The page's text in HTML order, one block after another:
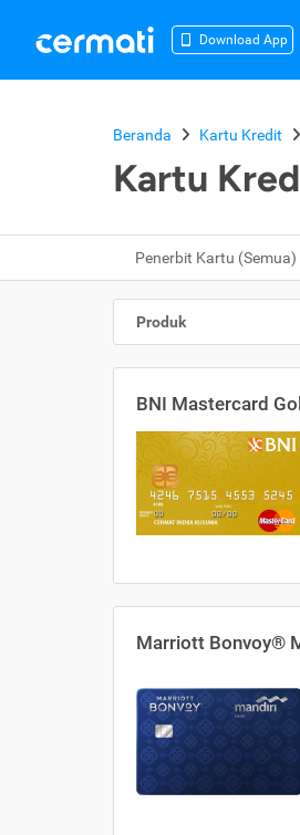
Download App
Beranda Kartu Kredit
Kartu
Penerbit Kartu (Semua)
Produk
BNI Mastercard
Marriott Bonvoy®